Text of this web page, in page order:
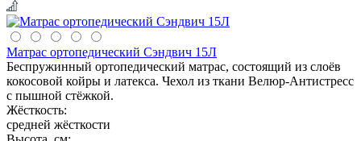
Матрас ортопедический Сэндвич 15Л
Беспружинный ортопедический матрас, состоящий из слоёв
кокосовой койры и латекса. Чехол из ткани Велюр-Антистресс
с пышной стёжкой.
Жёсткость:
средней жёсткости